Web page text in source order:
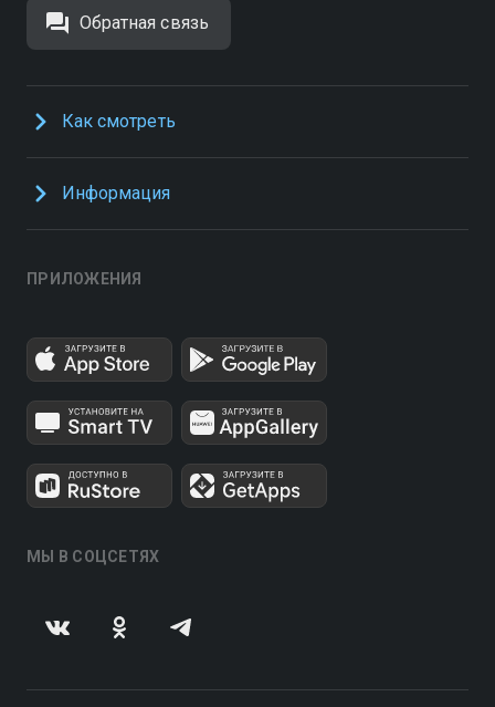
Обратная связь
Как смотреть
Информация
ПРИЛОЖЕНИЯ
МЫ В СОЦСЕТЯХ